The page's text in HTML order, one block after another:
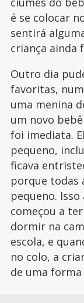
é se colocar
sentirá
criança ainda
Outro dia
favoritas,
uma menina
um novo
foi imediata.
pequeno,
ficava
porque todas
pequeno.
começou a
dormir na
escola, e
no colo, a
de uma